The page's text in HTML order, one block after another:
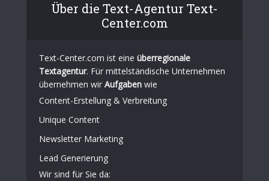
Über die Text-Agentur Text-
Center.com
Text-Center.com ist eine überregionale
Textagentur. Für mittelständische Unternehmen
übernehmen wir Aufgaben wie
Content-Erstellung & Verbreitung
Unique Content
Newsletter Marketing
Lead Generierung
Wir sind für Sie da: